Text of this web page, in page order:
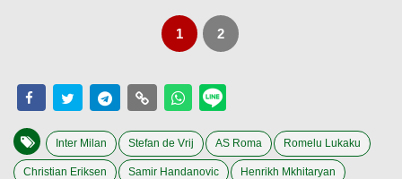
1 2
Inter Milan Stefan de Vrij AS Roma Romelu Lukaku
Christian Eriksen Samir Handanovic Henrikh Mkhitaryan